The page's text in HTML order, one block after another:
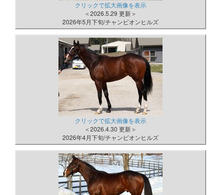
クリックで拡大画像を表示
＜2026.5.29 更新＞
2026年5月下旬/チャンピオンヒルズ
クリックで拡大画像を表示
＜2026.4.30 更新＞
2026年4月下旬/チャンピオンヒルズ